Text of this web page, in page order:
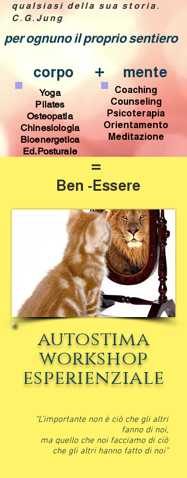
qualsiasi della sua storia.
C.G.Jung
per ognuno il proprio sentiero
corpo+mente
Yoga
Pilates
Osteopatia
Chinesiologia
Bioenergetica
Ed.Posturale
Coaching
Counseling
Psicoterapia
Orientamento
Meditazione
=
Ben -Essere
autostima
workshop
esperienziale
“L’importante non è ciò che gli altri
fanno di noi,
ma quello che noi facciamo di ciò
che gli altri hanno fatto di noi”